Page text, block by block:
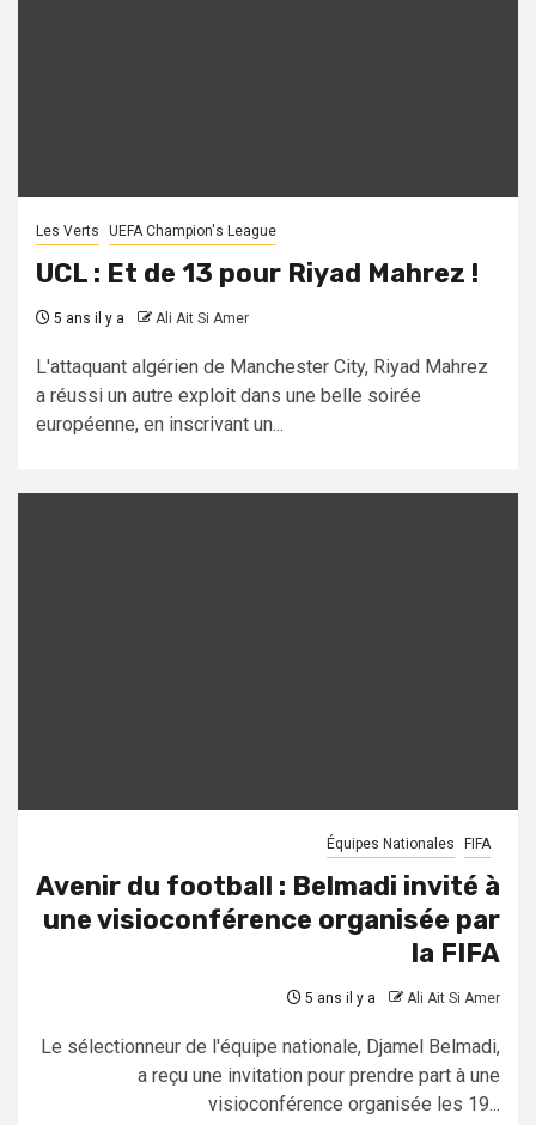
Les Verts UEFA Champion's League
UCL : Et de 13 pour Riyad Mahrez !
5 ans il y a Ali Ait Si Amer
L'attaquant algérien de Manchester City, Riyad Mahrez
a réussi un autre exploit dans une belle soirée
européenne, en inscrivant un...
Équipes Nationales FIFA
Avenir du football : Belmadi invité à
une visioconférence organisée par
la FIFA
5 ans il y a Ali Ait Si Amer
Le sélectionneur de l'équipe nationale, Djamel Belmadi,
a reçu une invitation pour prendre part à une
visioconférence organisée les 19...